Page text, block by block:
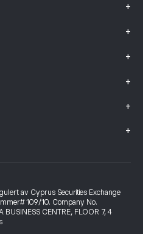
+
+
+
+
+
+
av Cyprus Securities Exchange
109/10. Company No.
CENTRE, FLOOR 7, 4